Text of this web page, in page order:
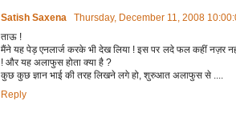
Satish Saxena
Thursday, December 11, 2008
ताऊ !
मैंने यह पेड़ एनलार्ज करके भी देख लिया ! इस पर लदे फल कहीं नज़र
! और यह अलाफुस होता क्या है ?
कुछ कुछ ज्ञान भाई की तरह लिखने लगे हो, शुरुआत अलाफुस से ....
Reply